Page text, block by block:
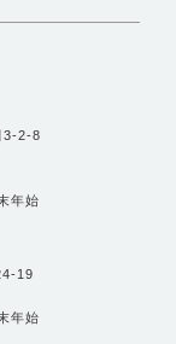
3-2-8
年始
19
年始